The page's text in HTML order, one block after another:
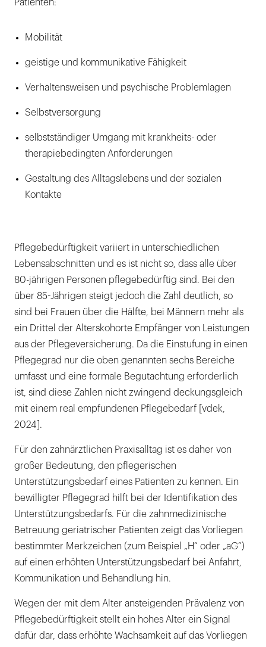
Patienten:
Mobilität
geistige und kommunikative Fähigkeit
Verhaltensweisen und psychische Problemlagen
Selbstversorgung
selbstständiger Umgang mit krankheits- oder
therapiebedingten Anforderungen
Gestaltung des Alltagslebens und der sozialen
Kontakte
Pflegebedürftigkeit variiert in unterschiedlichen
Lebensabschnitten und es ist nicht so, dass alle über
80-jährigen Personen pflegebedürftig sind. Bei den
über 85-Jährigen steigt jedoch die Zahl deutlich, so
sind bei Frauen über die Hälfte, bei Männern mehr als
ein Drittel der Alterskohorte Empfänger von Leistungen
aus der Pflegeversicherung. Da die Einstufung in einen
Pflegegrad nur die oben genannten sechs Bereiche
umfasst und eine formale Begutachtung erforderlich
ist, sind diese Zahlen nicht zwingend deckungsgleich
mit einem real empfundenen Pflegebedarf [vdek,
2024].
Für den zahnärztlichen Praxisalltag ist es daher von
großer Bedeutung, den pflegerischen
Unterstützungsbedarf eines Patienten zu kennen. Ein
bewilligter Pflegegrad hilft bei der Identifikation des
Unterstützungsbedarfs. Für die zahnmedizinische
Betreuung geriatrischer Patienten zeigt das Vorliegen
bestimmter Merkzeichen (zum Beispiel „H“ oder „aG“)
auf einen erhöhten Unterstützungsbedarf bei Anfahrt,
Kommunikation und Behandlung hin.
Wegen der mit dem Alter ansteigenden Prävalenz von
Pflegebedürftigkeit stellt ein hohes Alter ein Signal
dafür dar, dass erhöhte Wachsamkeit auf das Vorliegen